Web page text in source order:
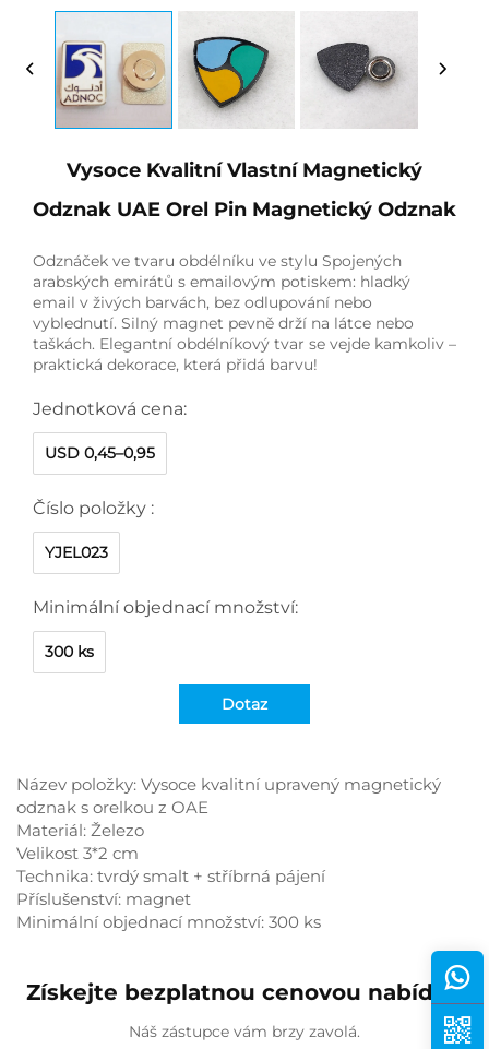
Vysoce Kvalitní Vlastní Magnetický
Odznak UAE Orel Pin Magnetický Odznak
Odznáček ve tvaru obdélníku ve stylu Spojených
arabských emirátů s emailovým potiskem: hladký
email v živých barvách, bez odlupování nebo
vyblednutí. Silný magnet pevně drží na látce nebo
taškách. Elegantní obdélníkový tvar se vejde kamkoliv –
praktická dekorace, která přidá barvu!
Jednotková cena:
USD 0,45–0,95
Číslo položky :
YJEL023
Minimální objednací množství:
300 ks
Dotaz
Název položky: Vysoce kvalitní upravený magnetický
odznak s orelkou z OAE
Materiál: Železo
Velikost 3*2 cm
Technika: tvrdý smalt + stříbrná pájení
Příslušenství: magnet
Minimální objednací množství: 300 ks
Získejte bezplatnou cenovou nabídku
Náš zástupce vám brzy zavolá.